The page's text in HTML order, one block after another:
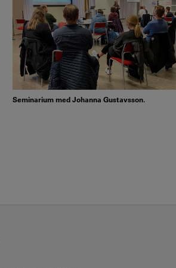
Seminarium med Johanna Gustavsson.